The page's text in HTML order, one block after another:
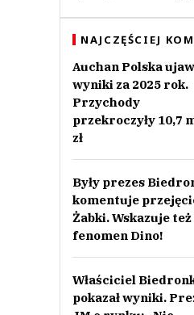
NAJCZĘŚCIEJ
Auchan Polska
wyniki za 2025 rok.
Przychody
przekroczyły 10,7
zł
Były prezes
komentuje
Żabki. Wskazuje też
fenomen Dino!
Właściciel
pokazał wyniki.